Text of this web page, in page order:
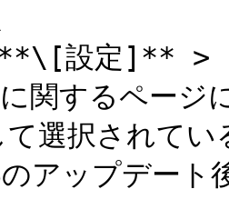
設定]** >
関するページ
選択されて
アップデート